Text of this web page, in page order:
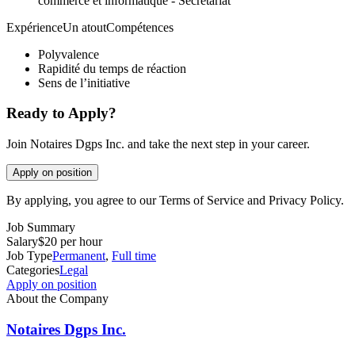
ExpérienceUn atoutCompétences
Polyvalence
Rapidité du temps de réaction
Sens de l’initiative
Ready to Apply?
Join Notaires Dgps Inc. and take the next step in your career.
Apply on position
By applying, you agree to our Terms of Service and Privacy Policy.
Job Summary
Salary$20 per hour
Job TypePermanent, Full time
CategoriesLegal
Apply on position
About the Company
Notaires Dgps Inc.